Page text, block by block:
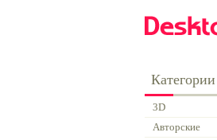
Категории
3D
Авторские